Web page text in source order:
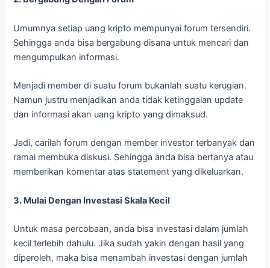
Umumnya setiap uang kripto mempunyai forum tersendiri.
Sehingga anda bisa bergabung disana untuk mencari dan
mengumpulkan informasi.
Menjadi member di suatu forum bukanlah suatu kerugian.
Namun justru menjadikan anda tidak ketinggalan update
dan informasi akan uang kripto yang dimaksud.
Jadi, carilah forum dengan member investor terbanyak dan
ramai membuka diskusi. Sehingga anda bisa bertanya atau
memberikan komentar atas statement yang dikeluarkan.
3. Mulai Dengan Investasi Skala Kecil
Untuk masa percobaan, anda bisa investasi dalam jumlah
kecil terlebih dahulu. Jika sudah yakin dengan hasil yang
diperoleh, maka bisa menambah investasi dengan jumlah